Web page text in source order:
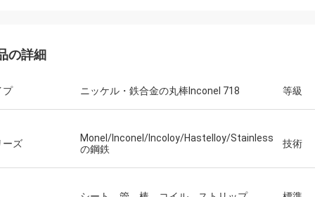
の詳細
プ ニッケル・鉄合金の丸棒Inconel 718 等級
ーズ
Monel/Inconel/Incoloy/Hastelloy/Stainless
の鋼鉄
技術